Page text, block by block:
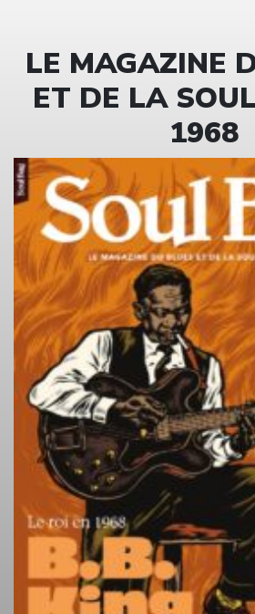
LE MAGAZINE
ET DE LA
1968